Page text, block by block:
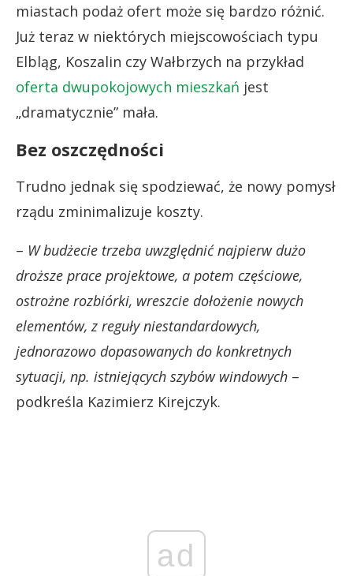
miastach podaż ofert może się bardzo różnić.
Już teraz w niektórych miejscowościach typu
Elbląg, Koszalin czy Wałbrzych na przykład
oferta dwupokojowych mieszkań jest
„dramatycznie” mała.
Bez oszczędności
Trudno jednak się spodziewać, że nowy pomysł
rządu zminimalizuje koszty.
– W budżecie trzeba uwzględnić najpierw dużo
droższe prace projektowe, a potem częściowe,
ostrożne rozbiórki, wreszcie dołożenie nowych
elementów, z reguły niestandardowych,
jednorazowo dopasowanych do konkretnych
sytuacji, np. istniejących szybów windowych –
podkreśla Kazimierz Kirejczyk.
ad